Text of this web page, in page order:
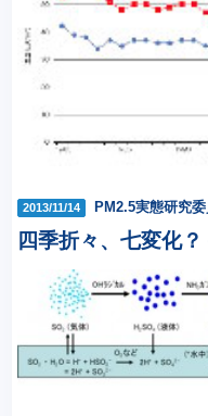
2013/11/14 PM2.5実態研究
四季折々、七変化